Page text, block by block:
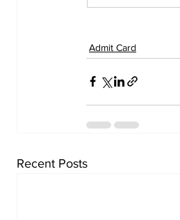
Admit Card
Recent Posts